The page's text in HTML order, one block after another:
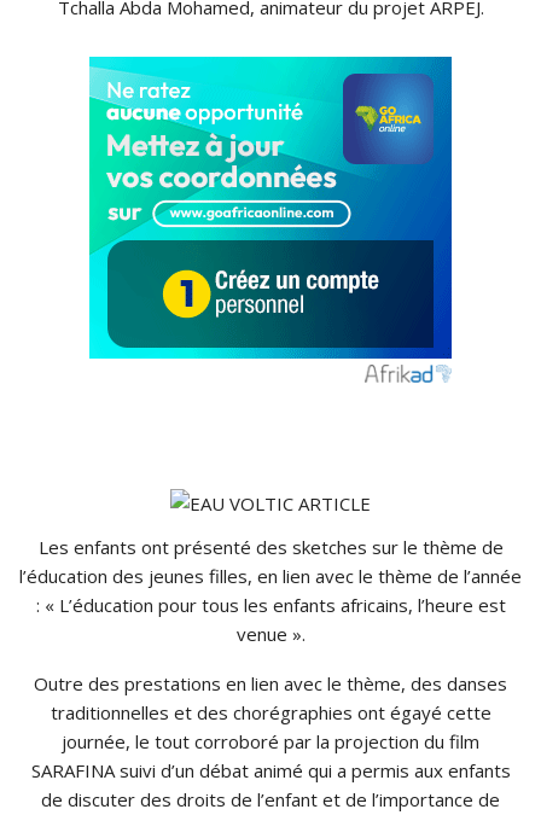
Tchalla Abda Mohamed, animateur du projet ARPEJ.
Les enfants ont présenté des sketches sur le thème de
l’éducation des jeunes filles, en lien avec le thème de l’année
: « L’éducation pour tous les enfants africains, l’heure est
venue ».
Outre des prestations en lien avec le thème, des danses
traditionnelles et des chorégraphies ont égayé cette
journée, le tout corroboré par la projection du film
SARAFINA suivi d’un débat animé qui a permis aux enfants
de discuter des droits de l’enfant et de l’importance de